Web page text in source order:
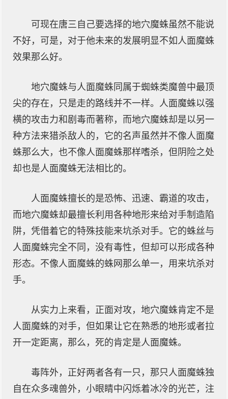
可现在唐三自己要选择的地穴魔蛛虽然不能说
不好，可是，对于他未来的发展明显不如人面魔蛛
效果那么好。
地穴魔蛛与人面魔蛛同属于蜘蛛类魔兽中最顶
尖的存在，只是走的路线并不一样。人面魔蛛以强
横的攻击力和剧毒而著称，而地穴魔蛛却是以另一
种方法来猎杀敌人的，它的名声虽然并不像人面魔
蛛那么大，也不像人面魔蛛那样嗜杀，但阴险之处
却也是人面魔蛛无法相比的。
人面魔蛛擅长的是恐怖、迅速、霸道的攻击，
而地穴魔蛛却最擅长利用各种地形来给对手制造陷
阱，凭借着它的特殊技能来坑杀对手。它的蛛丝与
人面魔蛛完全不同，没有毒性，但却可以形成各种
形态。不像人面魔蛛的蛛网那么单一，用来坑杀对
手。
从实力上来看，正面对攻，地穴魔蛛肯定不是
人面魔蛛的对手，但如果让它在熟悉的地形或者拉
开一定距离，那么，死的肯定是人面魔蛛。
毒阵外，正好两者各有一只，那只人面魔蛛独
自在众多魂兽外，小眼睛中闪烁着冰冷的光芒，注